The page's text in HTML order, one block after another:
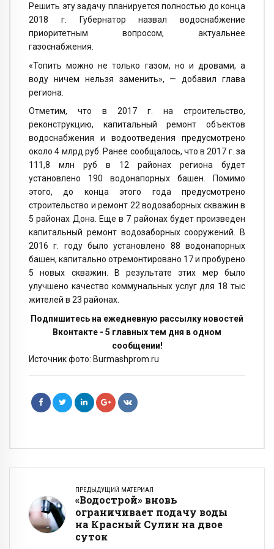
Решить эту задачу планируется полностью до конца
2018 г. Губернатор назвал водоснабжение
приоритетным вопросом, актуальнее
газоснабжения.
«Топить можно не только газом, но и дровами, а
воду ничем нельзя заменить», — добавил глава
региона.
Отметим, что в 2017 г. на строительство,
реконструкцию, капитальный ремонт объектов
водоснабжения и водоотведения предусмотрено
около 4 млрд руб. Ранее сообщалось, что в 2017 г. за
111,8 млн руб в 12 районах региона будет
установлено 190 водонапорных башен. Помимо
этого, до конца этого года предусмотрено
строительство и ремонт 22 водозаборных скважин в
5 районах Дона. Еще в 7 районах будет произведен
капитальный ремонт водозаборных сооружений. В
2016 г. году было установлено 88 водонапорных
башен, капитально отремонтировано 17 и пробурено
5 новых скважин. В результате этих мер было
улучшено качество коммунальных услуг для 18 тыс
жителей в 23 районах.
Подпишитесь на ежедневную рассылку новостей
Вконтакте - 5 главных тем дня в одном
сообщении!
Источник фото: Burmashprom.ru
ПРЕДЫДУЩИЙ МАТЕРИАЛ
«Водострой» вновь
ограничивает подачу воды
на Красный Сулин на двое
суток